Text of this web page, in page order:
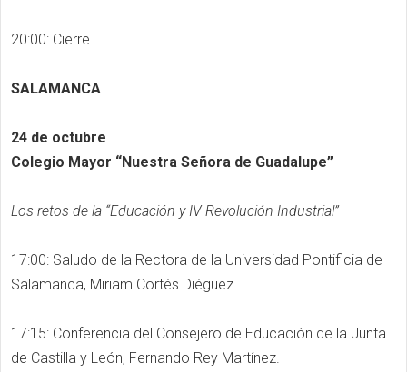
20:00: Cierre
SALAMANCA
24 de octubre
Colegio Mayor “Nuestra Señora de Guadalupe”
Los retos de la “Educación y IV Revolución Industrial”
17:00: Saludo de la Rectora de la Universidad Pontificia de
Salamanca, Miriam Cortés Diéguez.
17:15: Conferencia del Consejero de Educación de la Junta
de Castilla y León, Fernando Rey Martínez.